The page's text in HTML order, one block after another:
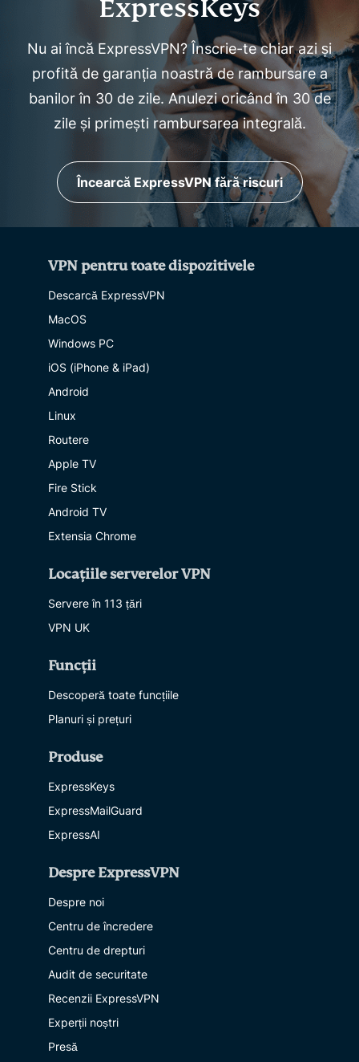
ExpressKeys
Nu ai încă ExpressVPN? Înscrie-te chiar azi și
profită de garanția noastră de rambursare a
banilor în 30 de zile. Anulezi oricând în 30 de
zile și primești rambursarea integrală.
Încearcă ExpressVPN fără riscuri
VPN pentru toate dispozitivele
Descarcă ExpressVPN
MacOS
Windows PC
iOS (iPhone & iPad)
Android
Linux
Routere
Apple TV
Fire Stick
Android TV
Extensia Chrome
Locațiile serverelor VPN
Servere în 113 țări
VPN UK
Funcții
Descoperă toate funcțiile
Planuri și prețuri
Produse
ExpressKeys
ExpressMailGuard
ExpressAI
Despre ExpressVPN
Despre noi
Centru de încredere
Centru de drepturi
Audit de securitate
Recenzii ExpressVPN
Experții noștri
Presă